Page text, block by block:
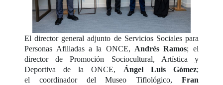
El director general adjunto de Servicios Sociales para
Personas Afiliadas a la ONCE, Andrés Ramos; el
director de Promoción Sociocultural, Artística y
Deportiva de la ONCE, Ángel Luis Gómez;
el coordinador del Museo Tiflológico, Fran